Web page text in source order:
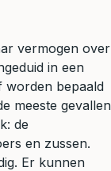
vermogen over
in een
worden bepaald
meeste gevallen
de
en zussen.
Er kunnen